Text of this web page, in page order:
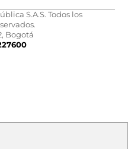
S.A.S. Todos los
Bogotá